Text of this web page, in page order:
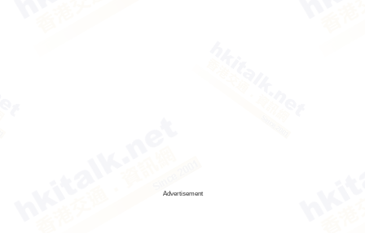
Advertisement